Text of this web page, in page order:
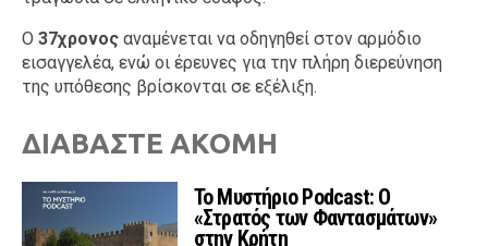
Ο 37χρονος αναμένεται να οδηγηθεί στον αρμόδιο
εισαγγελέα, ενώ οι έρευνες για την πλήρη διερεύνηση
της υπόθεσης βρίσκονται σε εξέλιξη.
ΔΙΑΒΑΣΤΕ ΑΚΟΜΗ
Το Μυστήριο Podcast: Ο
«Στρατός των Φαντασμάτων»
στην Κρήτη